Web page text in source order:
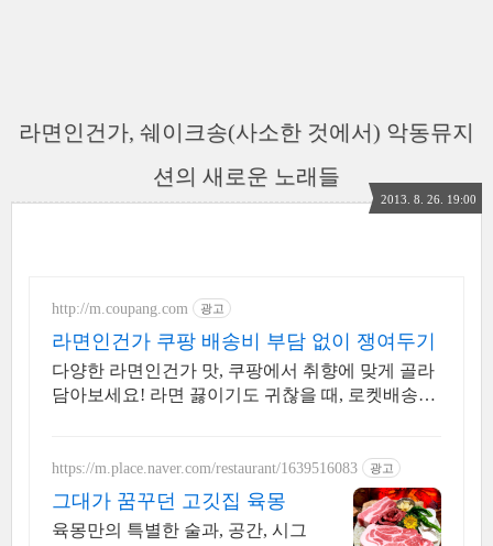
라면인건가, 쉐이크송(사소한 것에서) 악동뮤지
션의 새로운 노래들
2013. 8. 26. 19:00
http://m.coupang.com 광고
라면인건가 쿠팡 배송비 부담 없이 쟁여두기
다양한 라면인건가 맛, 쿠팡에서 취향에 맞게 골라
담아보세요! 라면 끓이기도 귀찮을 때, 로켓배송으
https://m.place.naver.com/restaurant/1639516083 광고
그대가 꿈꾸던 고깃집 육몽
육몽만의 특별한 술과, 공간, 시그